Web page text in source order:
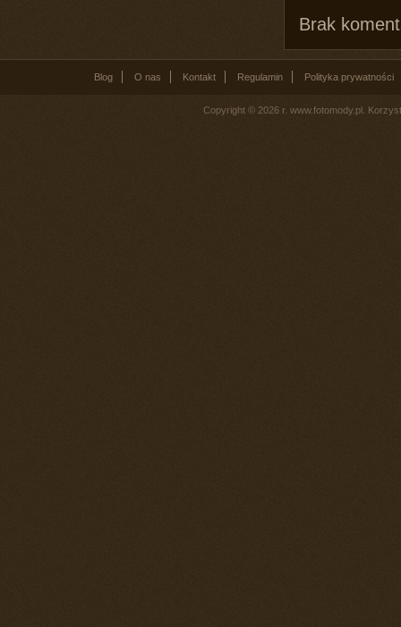
Brak
Blog O nas Kontakt Regulamin Polityka prywatności
Copyright © 2026 r. www.fotomody.pl.